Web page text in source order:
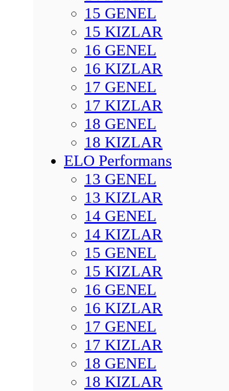
15 GENEL
15 KIZLAR
16 GENEL
16 KIZLAR
17 GENEL
17 KIZLAR
18 GENEL
18 KIZLAR
ELO Performans
13 GENEL
13 KIZLAR
14 GENEL
14 KIZLAR
15 GENEL
15 KIZLAR
16 GENEL
16 KIZLAR
17 GENEL
17 KIZLAR
18 GENEL
18 KIZLAR